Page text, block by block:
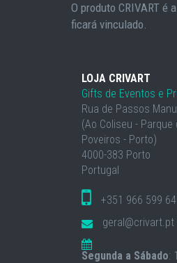
O produto CRIVART é
ficará vinculado.
LOJA CRIVART
Gifts de Eventos e
Rua de Passos
(Ao Coliseu -
Poveiros - Porto)
4000-383 Porto
Portugal
+351 966 599
geral@crivart.pt
Segunda a Sábado: